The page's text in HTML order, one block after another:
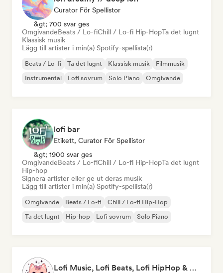
Curator För Spellistor
&gt; 700 svar ges
OmgivandeBeats / Lo-fiChill / Lo-fi Hip-HopTa det lugnt
Klassisk musik
Lägg till artister i min(a) Spotify-spellista(r)
Beats / Lo-fi Ta det lugnt Klassisk musik
Filmmusik
Instrumental
Lofi sovrum Solo Piano Omgivande
lofi bar
Etikett, Curator För Spellistor
&gt; 1900 svar ges
OmgivandeBeats / Lo-fiChill / Lo-fi Hip-HopTa det lugnt
Hip-hop
Signera artister eller ge ut deras musik
Lägg till artister i min(a) Spotify-spellista(r)
Omgivande Beats / Lo-fi
Chill / Lo-fi Hip-Hop
Ta det lugnt
Hip-hop Lofi sovrum Solo Piano
Lofi Music, Lofi Beats, Lofi HipHop & Study Beats